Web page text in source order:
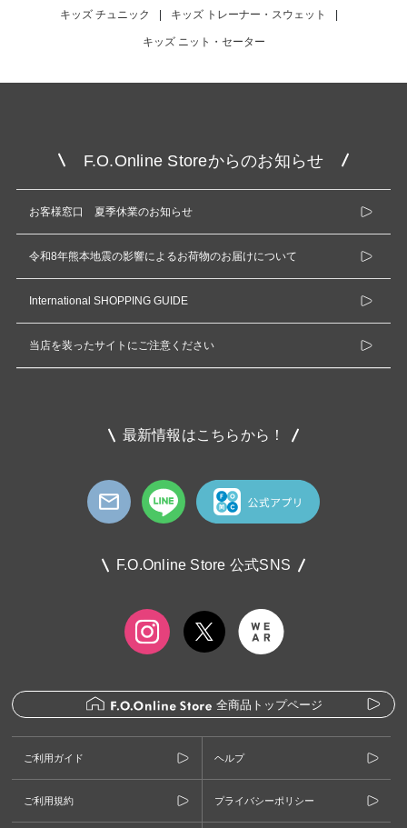
キッズ チュニック | キッズ トレーナー・スウェット |
キッズ ニット・セーター
F.O.Online Storeからのお知らせ
お客様窓口 夏季休業のお知らせ
令和8年熊本地震の影響によるお荷物のお届けについて
International SHOPPING GUIDE
当店を装ったサイトにご注意ください
最新情報はこちらから！
F.O.Online Store 公式SNS
全商品トップページ
ご利用ガイド ヘルプ
ご利用規約 プライバシーポリシー